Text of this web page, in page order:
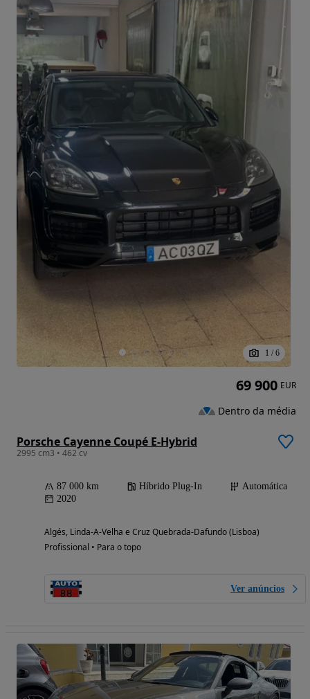
1 / 6
Porsche Cayenne Coupé E-Hybrid
2995 cm3 • 462 cv
87 000 km Híbrido Plug-In
Automática
2020
Algés, Linda-A-Velha e Cruz Quebrada-Dafundo (Lisboa)
Profissional • Para o topo
Ver anúncios
69 900 EUR
Dentro da média